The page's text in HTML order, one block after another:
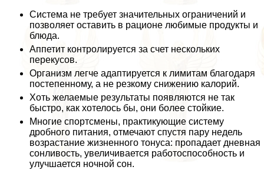
Система не требует значительных ограничений и
позволяет оставить в рационе любимые продукты и
блюда.
Аппетит контролируется за счет нескольких
перекусов.
Организм легче адаптируется к лимитам благодаря
постепенному, а не резкому снижению калорий.
Хоть желаемые результаты появляются не так
быстро, как хотелось бы, они более стойкие.
Многие спортсмены, пpaктикующие систему
дробного питания, отмечают спустя пару недель
возрастание жизненного тонуса: пропадает дневная
сонливость, увеличивается работоспособность и
улучшается ночной сон.